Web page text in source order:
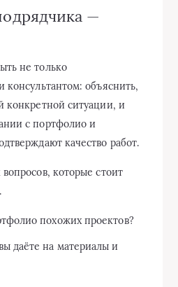
—
не только
консультантом: объяснить,
конкретной ситуации, и
с портфолио и
качество работ.
которые стоит
похожих проектов?
даёте на материалы и